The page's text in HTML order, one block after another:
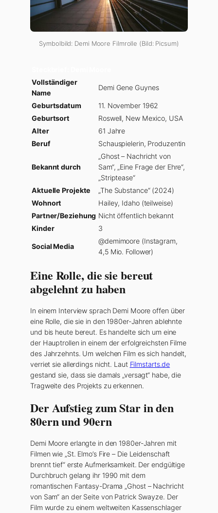
Symbolbild: Demi Moore Filmrolle (Bild: Picsum)
Vollständiger
Name
Demi Gene Guynes
Geburtsdatum
11. November 1962
Geburtsort
Roswell, New Mexico, USA
Alter
61 Jahre
Beruf
Schauspielerin, Produzentin
Bekannt durch
„Ghost – Nachricht von
Sam“, „Eine Frage der Ehre“,
„Striptease“
Aktuelle Projekte
„The Substance“ (2024)
Wohnort
Hailey, Idaho (teilweise)
Partner/Beziehung Nicht öffentlich bekannt
Kinder
3
Social Media
@demimoore (Instagram,
4,5 Mio. Follower)
Eine Rolle, die sie bereut
abgelehnt zu haben
In einem Interview sprach Demi Moore offen über
eine Rolle, die sie in den 1980er-Jahren ablehnte
und bis heute bereut. Es handelte sich um eine
der Hauptrollen in einem der erfolgreichsten Filme
des Jahrzehnts. Um welchen Film es sich handelt,
verriet sie allerdings nicht. Laut Filmstarts.de
gestand sie, dass sie damals „versagt“ habe, die
Tragweite des Projekts zu erkennen.
Der Aufstieg zum Star in den
80ern und 90ern
Demi Moore erlangte in den 1980er-Jahren mit
Filmen wie „St. Elmo’s Fire – Die Leidenschaft
brennt tief“ erste Aufmerksamkeit. Der endgültige
Durchbruch gelang ihr 1990 mit dem
romantischen Fantasy-Drama „Ghost – Nachricht
von Sam“ an der Seite von Patrick Swayze. Der
Film wurde zu einem weltweiten Kassenschlager